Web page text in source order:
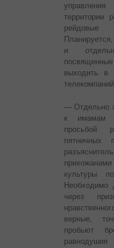
управления
территории
и
выходить в
— Отдельно
к имамам
просьбой
пятничных
прихожанами
культуры
Необходимо
через
верные,
пробьют